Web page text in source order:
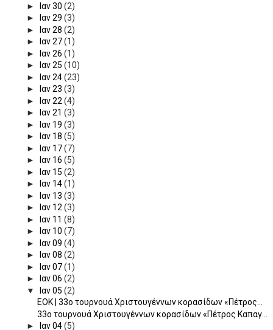
►
Ιαν 30 (2)
►
Ιαν 29 (3)
►
Ιαν 28 (2)
►
Ιαν 27(1)
►
Ιαν 26 (1)
►
Ιαν 25 (10)
►
Ιαν 24(23)
►
Ιαν 23 (3)
►
Ιαν 22 (4)
►
Ιαν 21 (3)
►
Ιαν 19 (3)
►
Ιαν 18 (5)
►
Ιαν 17(7)
►
Ιαν 16 (5)
►
Ιαν 15 (2)
►
Ιαν 14(1)
►
Ιαν 13 (3)
►
Ιαν 12(3)
►
Ιαν 11 (8)
►
Ιαν 10 (7)
►
Ιαν 09 (4)
►
Ιαν 08 (2)
►
Ιαν 07(1)
►
Ιαν 06 (2)
▼
Ιαν 05 (2)
ΕΟΚ | 33ο τουρνουά Χριστουγέννων κορασίδων «Πέτρος...
33ο τουρνουά Χριστουγέννων κορασίδων «Πέτρος Καπαγ...
►
Ιαν 04(5)